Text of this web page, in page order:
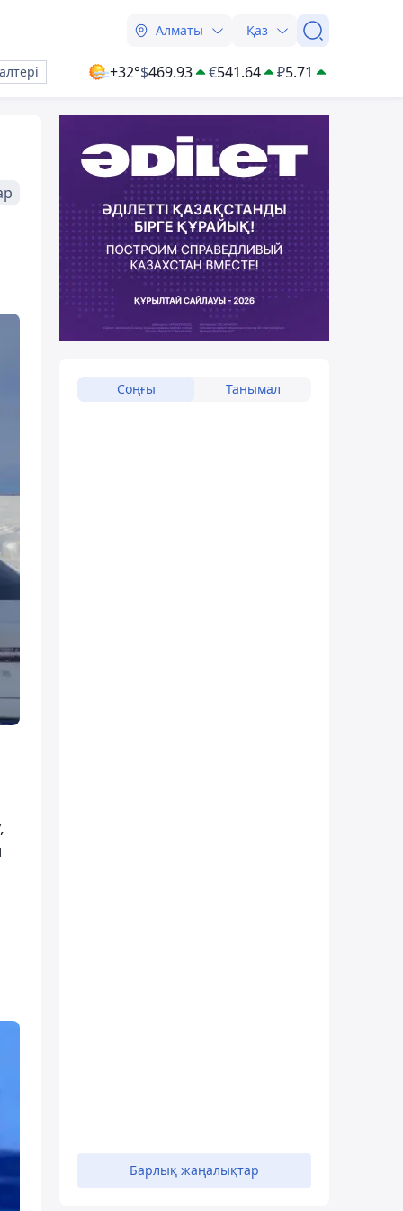
Алматы Қаз
+32°$469.93 €541.64 ₽5.71
Соңғы Танымал
Барлық жаңалықтар